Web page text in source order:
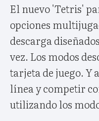
El nuevo 'Tetris'
opciones
descarga
vez. Los modos
tarjeta de juego. Y
línea y competir
utilizando los